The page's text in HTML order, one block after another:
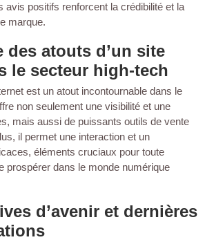
avis positifs renforcent la crédibilité et la
marque.
des atouts d’un site
le secteur high-tech
est un atout incontournable dans le
non seulement une visibilité et une
mais aussi de puissants outils de vente
il permet une interaction et un
éléments cruciaux pour toute
prospérer dans le monde numérique
d’avenir et dernières